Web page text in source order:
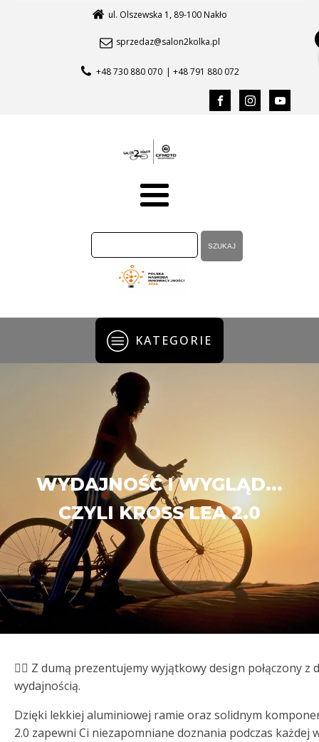
ul. Olszewska 1, 89-100 Nakło
sprzedaz@salon2kolka.pl
+48 730 880 070 | +48 791 880 072
KATEGORIE
WYDAJNOŚĆ I WYGLĄD...
CZYLI KROSS LEA 2.0
🚵‍♂️ Z dumą prezentujemy wyjątkowy design połączony z
wydajnością.
Dzięki lekkiej aluminiowej ramie oraz solidnym
2.0 zapewni Ci niezapomniane doznania podczas każdej